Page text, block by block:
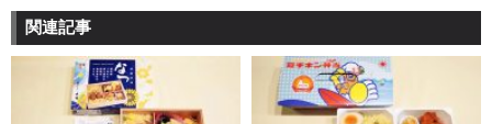
関連記事